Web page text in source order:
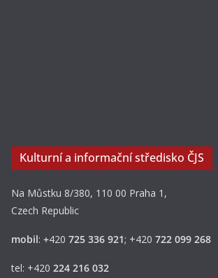
Kulturní a informační středisko ČJS
Na Můstku 8/380, 110 00 Praha 1,
Czech Republic
mobil: +420 725 336 921; +420 722 099 268
tel: +420 224 216 032